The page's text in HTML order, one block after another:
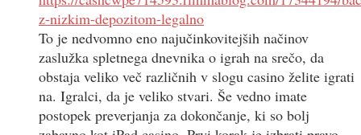
z-nizkim-depozitom-legalno
To je nedvomno eno najučinkovitejših načinov
zaslužka spletnega dnevnika o igrah na srečo, da
obstaja veliko več različnih v slogu casino želite igrati
na. Igralci, da je veliko stvari. Še vedno imate
postopek preverjanja za dokončanje, ki so bolj